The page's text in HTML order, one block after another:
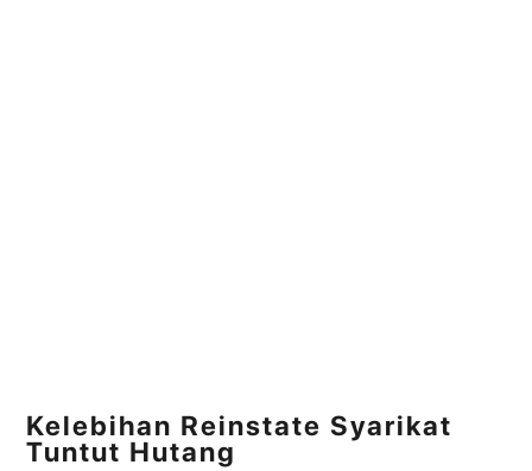
Kelebihan Reinstate Syarikat
Tuntut Hutang